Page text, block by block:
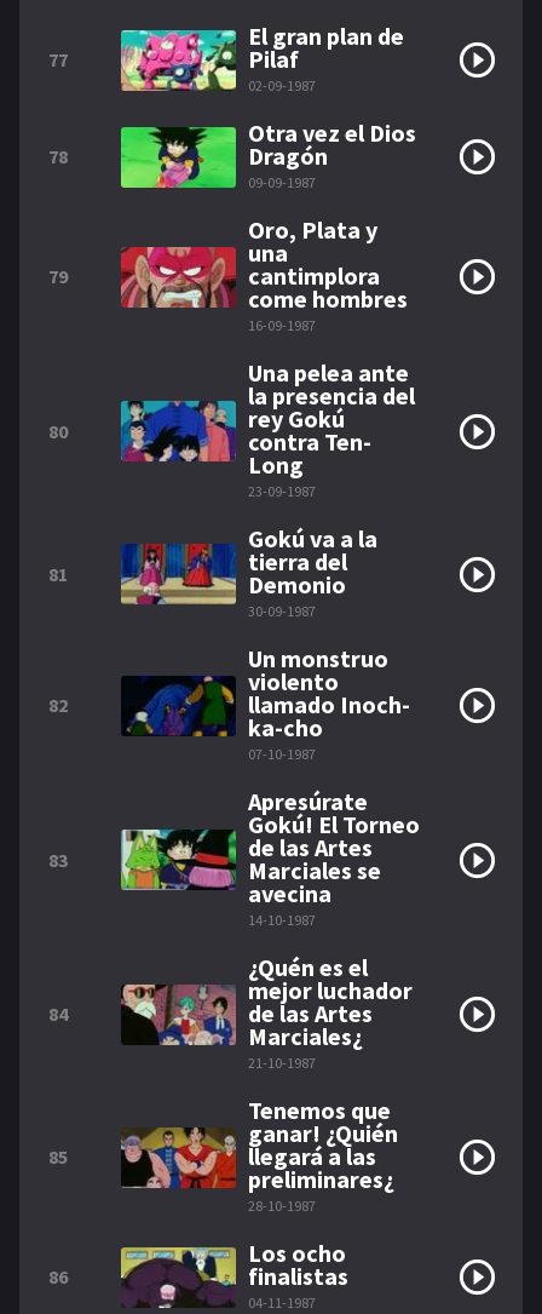
77
El gran plan de
Pilaf
02-09-1987
78
Otra vez el Dios
Dragón
09-09-1987
79
Oro, Plata y
una
cantimplora
come hombres
16-09-1987
80
Una pelea ante
la presencia del
rey Gokú
contra Ten-
Long
23-09-1987
81
Gokú va a la
tierra del
Demonio
30-09-1987
82
Un monstruo
violento
llamado Inoch-
ka-cho
07-10-1987
83
Apresúrate
Gokú! El Torneo
de las Artes
Marciales se
avecina
14-10-1987
84
¿Quén es el
mejor luchador
de las Artes
Marciales¿
21-10-1987
85
Tenemos que
ganar! ¿Quién
llegará a las
preliminares¿
28-10-1987
86
Los ocho
finalistas
04-11-1987